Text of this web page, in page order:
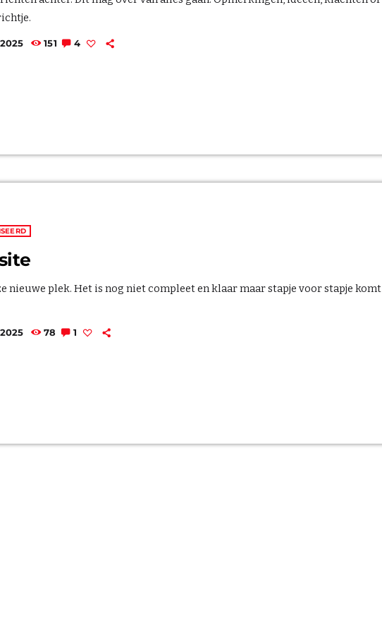
151 4
nieuwe plek. Het is nog niet compleet en klaar maar stapje voor stapje komt
78 1